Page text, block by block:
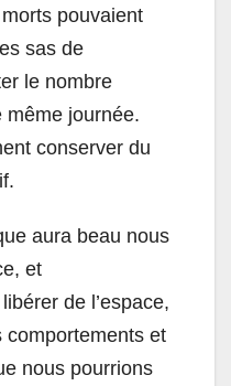
pouvaient
sas de
le nombre
même journée.
conserver du
aura beau nous
et
de l’espace,
comportements et
nous pourrions